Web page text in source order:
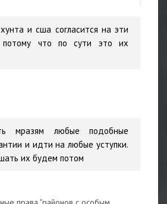
и сша согласится на эти
потому что по сути это их
мразям любые подобные
и идти на любые уступки.
их будем потом